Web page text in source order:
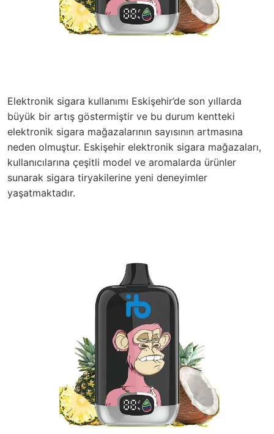
Elektronik sigara kullanımı Eskişehir’de son yıllarda
büyük bir artış göstermiştir ve bu durum kentteki
elektronik sigara mağazalarının sayısının artmasına
neden olmuştur. Eskişehir elektronik sigara mağazaları,
kullanıcılarına çeşitli model ve aromalarda ürünler
sunarak sigara tiryakilerine yeni deneyimler
yaşatmaktadır.